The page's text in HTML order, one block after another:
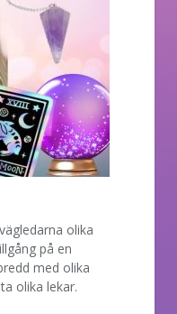
olika
på en
med olika
olika lekar.